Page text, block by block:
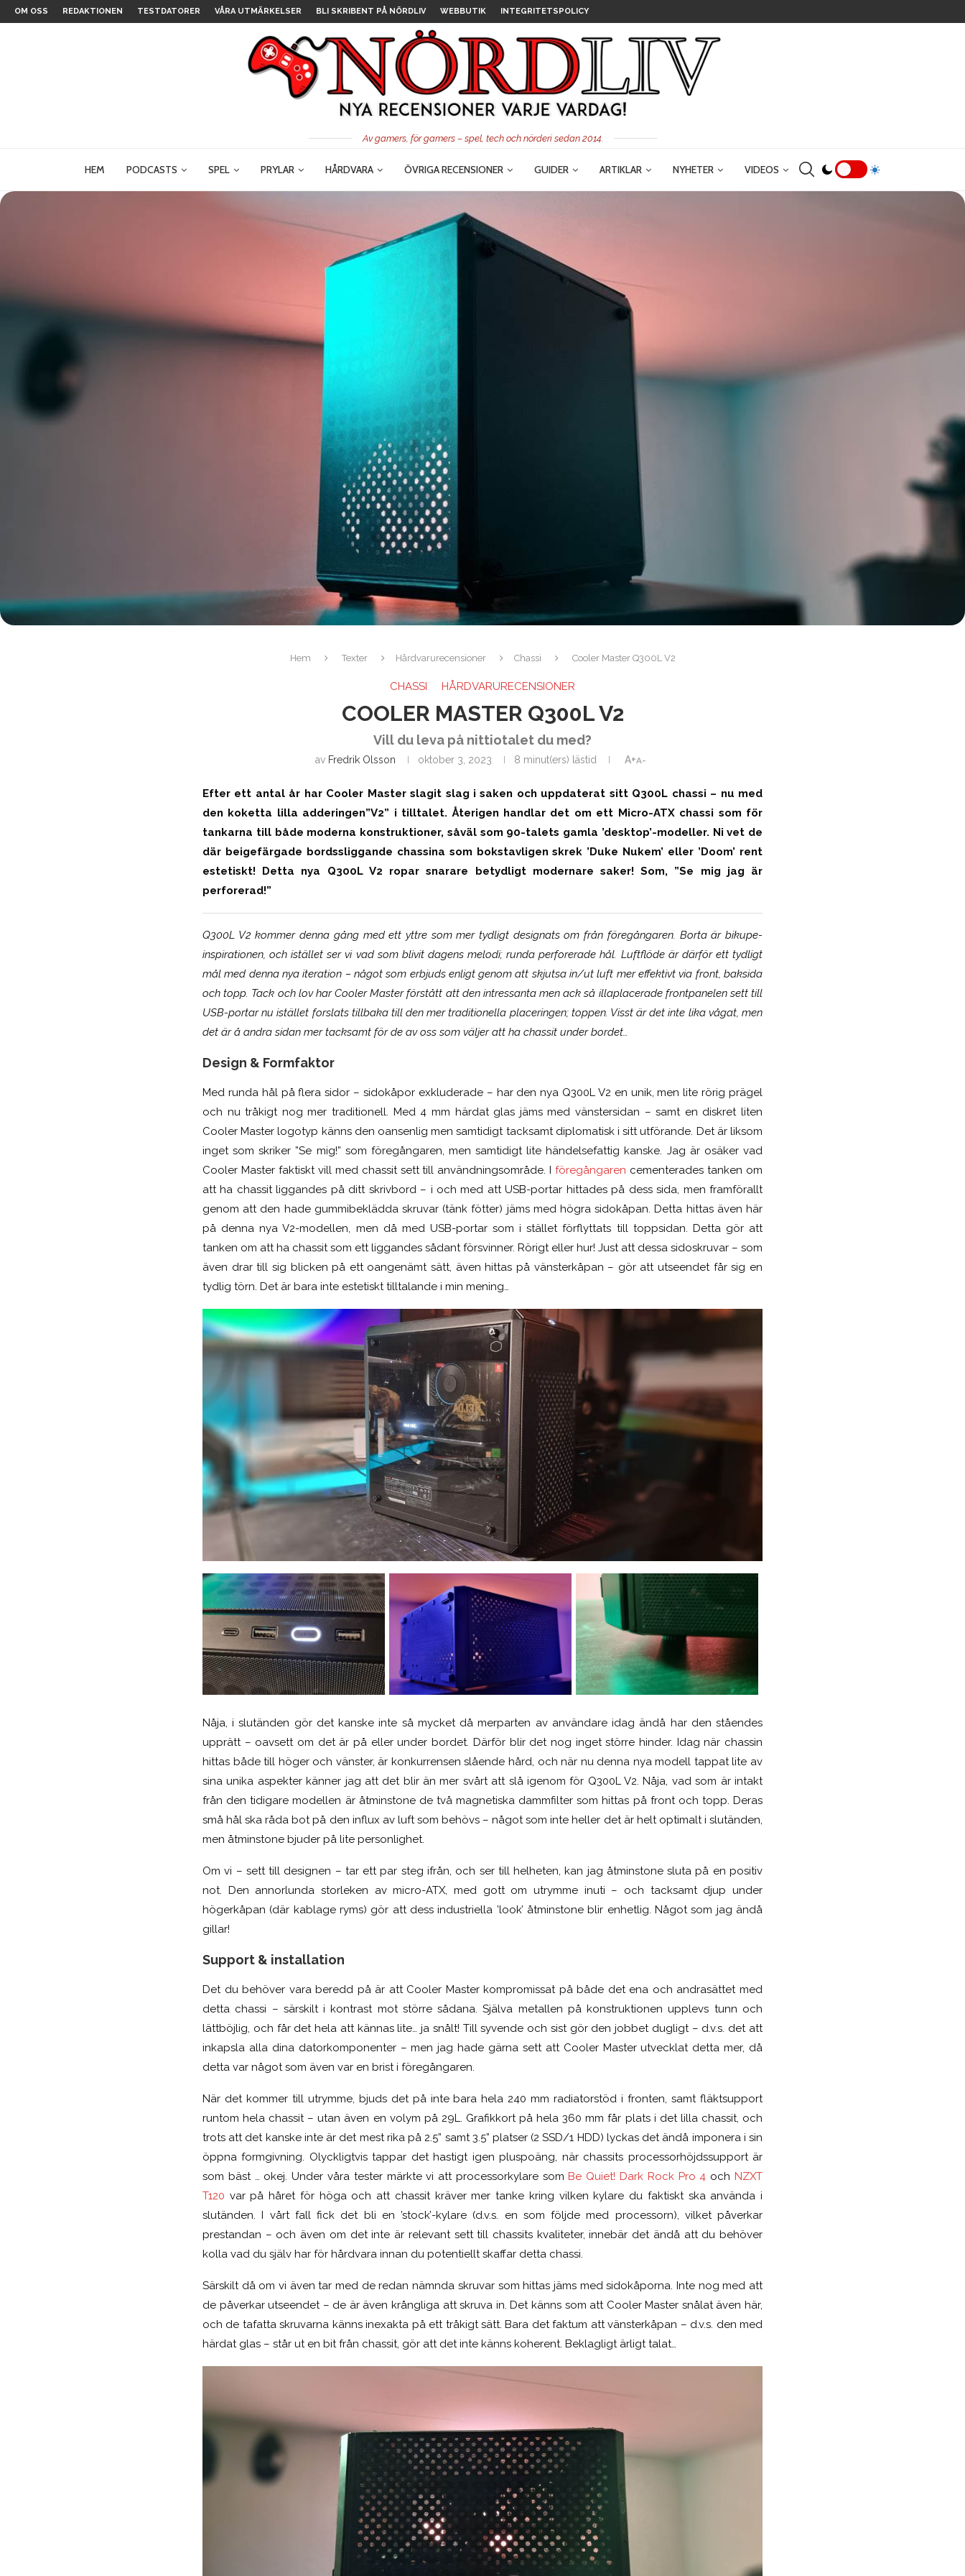
OM OSS REDAKTIONEN TESTDATORER VÅRA UTMÄRKELSER BLI SKRIBENT PÅ NÖRDLIV WEBBUTIK INTEGRITETSPOLICY
Av gamers, för gamers – spel, tech och nörderi sedan 2014.
HEM PODCASTS SPEL PRYLAR HÅRDVARA ÖVRIGA RECENSIONER GUIDER ARTIKLAR NYHETER VIDEOS
Hem Texter Hårdvarurecensioner Chassi Cooler Master Q300L V2
CHASSI HÅRDVARURECENSIONER
COOLER MASTER Q300L V2
Vill du leva på nittiotalet du med?
av Fredrik Olsson oktober 3, 2023 8 minut(ers) lästid A+A-
Efter ett antal år har Cooler Master slagit slag i saken och uppdaterat sitt Q300L chassi – nu med
den koketta lilla adderingen”V2” i tilltalet. Återigen handlar det om ett Micro-ATX chassi som för
tankarna till både moderna konstruktioner, såväl som 90-talets gamla ’desktop’-modeller. Ni vet de
där beigefärgade bordssliggande chassina som bokstavligen skrek ’Duke Nukem’ eller ’Doom’ rent
estetiskt! Detta nya Q300L V2 ropar snarare betydligt modernare saker! Som, ”Se mig jag är
perforerad!”
Q300L V2 kommer denna gång med ett yttre som mer tydligt designats om från föregångaren. Borta är bikupe-
inspirationen, och istället ser vi vad som blivit dagens melodi; runda perforerade hål. Luftflöde är därför ett tydligt
mål med denna nya iteration – något som erbjuds enligt genom att skjutsa in/ut luft mer effektivt via front, baksida
och topp. Tack och lov har Cooler Master förstått att den intressanta men ack så illaplacerade frontpanelen sett till
USB-portar nu istället forslats tillbaka till den mer traditionella placeringen; toppen. Visst är det inte lika vågat, men
det är å andra sidan mer tacksamt för de av oss som väljer att ha chassit under bordet…
Design & Formfaktor
Med runda hål på flera sidor – sidokåpor exkluderade – har den nya Q300L V2 en unik, men lite rörig prägel
och nu tråkigt nog mer traditionell. Med 4 mm härdat glas jäms med vänstersidan – samt en diskret liten
Cooler Master logotyp känns den oansenlig men samtidigt tacksamt diplomatisk i sitt utförande. Det är liksom
inget som skriker ”Se mig!” som föregångaren, men samtidigt lite händelsefattig kanske. Jag är osäker vad
Cooler Master faktiskt vill med chassit sett till användningsområde. Iföregångaren cementerades tanken om
att ha chassit liggandes på ditt skrivbord – i och med att USB-portar hittades på dess sida, men framförallt
genom att den hade gummibeklädda skruvar (tänk fötter) jäms med högra sidokåpan. Detta hittas även här
på denna nya V2-modellen, men då med USB-portar som i stället förflyttats till toppsidan. Detta gör att
tanken om att ha chassit som ett liggandes sådant försvinner. Rörigt eller hur! Just att dessa sidoskruvar – som
även drar till sig blicken på ett oangenämt sätt, även hittas på vänsterkåpan – gör att utseendet får sig en
tydlig törn. Det är bara inte estetiskt tilltalande i min mening…
Nåja, i slutänden gör det kanske inte så mycket då merparten av användare idag ändå har den ståendes
upprätt – oavsett om det är på eller under bordet. Därför blir det nog inget större hinder. Idag när chassin
hittas både till höger och vänster, är konkurrensen slående hård, och när nu denna nya modell tappat lite av
sina unika aspekter känner jag att det blir än mer svårt att slå igenom för Q300L V2. Nåja, vad som är intakt
från den tidigare modellen är åtminstone de två magnetiska dammfilter som hittas på front och topp. Deras
små hål ska råda bot på den influx av luft som behövs – något som inte heller det är helt optimalt i slutänden,
men åtminstone bjuder på lite personlighet.
Om vi – sett till designen – tar ett par steg ifrån, och ser till helheten, kan jag åtminstone sluta på en positiv
not. Den annorlunda storleken av micro-ATX, med gott om utrymme inuti – och tacksamt djup under
högerkåpan (där kablage ryms) gör att dess industriella ’look’ åtminstone blir enhetlig. Något som jag ändå
gillar!
Support & installation
Det du behöver vara beredd på är att Cooler Master kompromissat på både det ena och andrasättet med
detta chassi – särskilt i kontrast mot större sådana. Själva metallen på konstruktionen upplevs tunn och
lättböjlig, och får det hela att kännas lite… ja snålt! Till syvende och sist gör den jobbet dugligt – d.v.s. det att
inkapsla alla dina datorkomponenter – men jag hade gärna sett att Cooler Master utvecklat detta mer, då
detta var något som även var en brist i föregångaren.
När det kommer till utrymme, bjuds det på inte bara hela 240 mm radiatorstöd i fronten, samt fläktsupport
runtom hela chassit – utan även en volym på 29L. Grafikkort på hela 360 mm får plats i det lilla chassit, och
trots att det kanske inte är det mest rika på 2.5” samt 3.5” platser (2 SSD/1 HDD) lyckas det ändå imponera i sin
öppna formgivning. Olyckligtvis tappar det hastigt igen pluspoäng, när chassits processorhöjdssupport är
som bäst … okej. Under våra tester märkte vi att processorkylare som Be Quiet! Dark Rock Pro 4 och NZXT
T120 var på håret för höga och att chassit kräver mer tanke kring vilken kylare du faktiskt ska använda i
slutänden. I vårt fall fick det bli en ’stock’-kylare (d.v.s. en som följde med processorn), vilket påverkar
prestandan – och även om det inte är relevant sett till chassits kvaliteter, innebär det ändå att du behöver
kolla vad du själv har för hårdvara innan du potentiellt skaffar detta chassi.
Särskilt då om vi även tar med de redan nämnda skruvar som hittas jäms med sidokåporna. Inte nog med att
de påverkar utseendet – de är även krångliga att skruva in. Det känns som att Cooler Master snålat även här,
och de tafatta skruvarna känns inexakta på ett tråkigt sätt. Bara det faktum att vänsterkåpan – d.v.s. den med
härdat glas – står ut en bit från chassit, gör att det inte känns koherent. Beklagligt ärligt talat…